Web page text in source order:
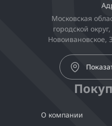
Московская
городской
Новоивановское,
О компании